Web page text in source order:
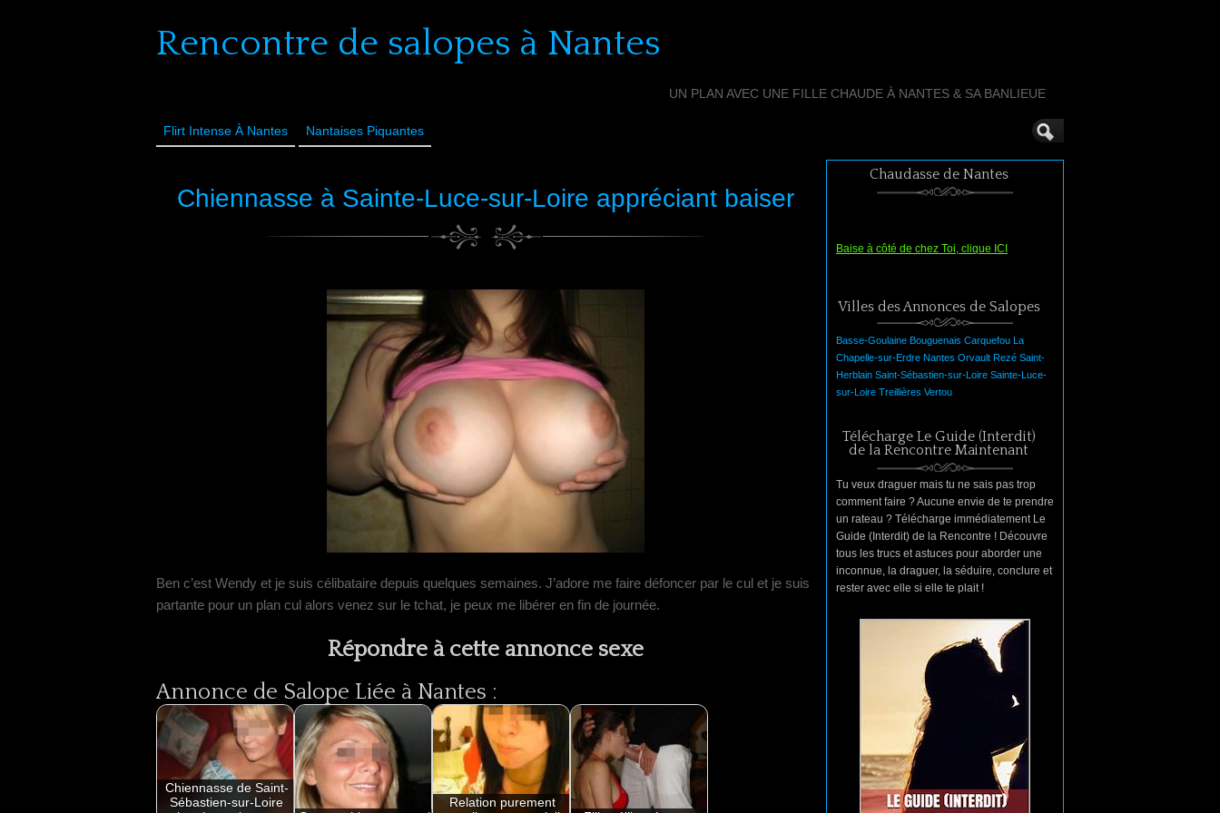
Rencontre de salopes à Nantes
UN PLAN AVEC UNE FILLE CHAUDE À NANTES & SA BANLIEUE
Flirt Intense À Nantes Nantaises Piquantes
Chiennasse à Sainte-Luce-sur-Loire appréciant baiser
Ben c’est Wendy et je suis célibataire depuis quelques semaines. J’adore me faire défoncer par le cul et je suis
partante pour un plan cul alors venez sur le tchat, je peux me libérer en fin de journée.
Répondre à cette annonce sexe
Annonce de Salope Liée à Nantes :
Chiennasse de Saint-
Sébastien-sur-Loire
Relation purement
Chaudasse de Nantes
Baise à côté de chez Toi, clique ICI
Villes des Annonces de Salopes
Basse-Goulaine Bouguenais Carquefou La
Chapelle-sur-Erdre Nantes Orvault Rezé Saint-
Herblain Saint-Sébastien-sur-Loire Sainte-Luce-
sur-Loire Treillières Vertou
Télécharge Le Guide (Interdit)
de la Rencontre Maintenant
Tu veux draguer mais tu ne sais pas trop
comment faire ? Aucune envie de te prendre
un rateau ? Télécharge immédiatement Le
Guide (Interdit) de la Rencontre ! Découvre
tous les trucs et astuces pour aborder une
inconnue, la draguer, la séduire, conclure et
rester avec elle si elle te plait !